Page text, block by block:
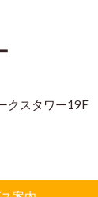
クスタワー19F